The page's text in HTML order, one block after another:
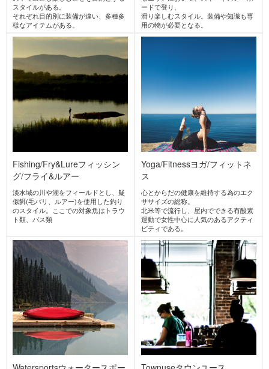
トレイルランニング
キャンプ
防災アウトドア